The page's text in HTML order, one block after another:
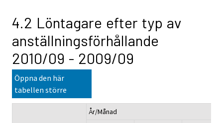
4.2 Löntagare efter typ av
anställningsförhållande
2010/09 - 2009/09
Öppna den här
tabellen större
År/Månad